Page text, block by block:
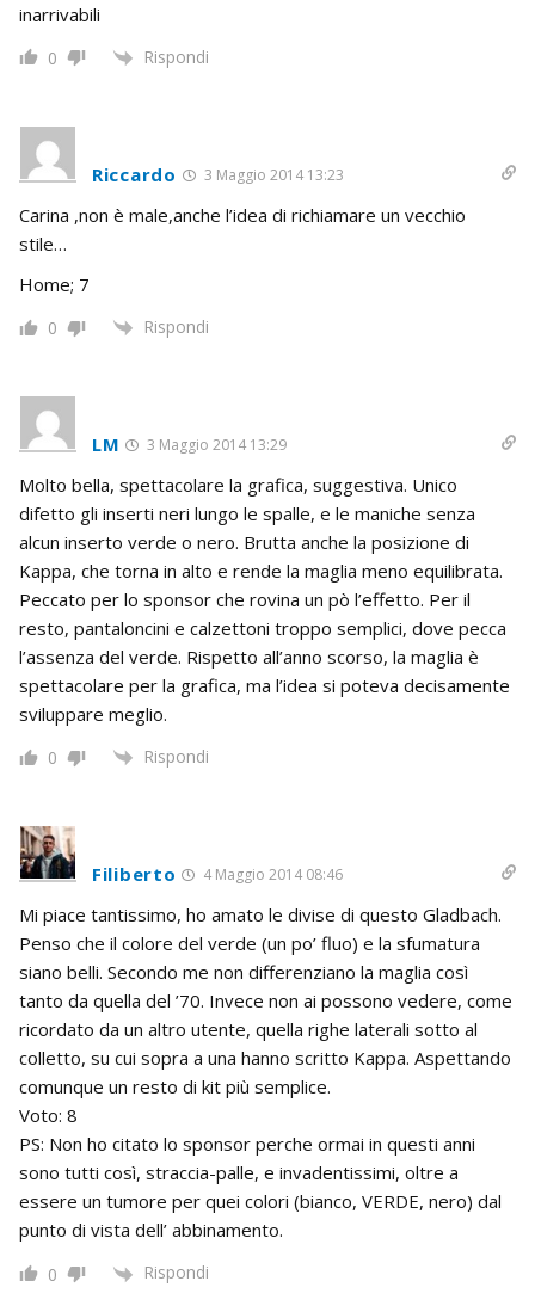
inarrivabili
0 Rispondi
Riccardo 3 Maggio 2014 13:23
Carina ,non è male,anche l’idea di richiamare un vecchio
stile…
Home; 7
0 Rispondi
LM 3 Maggio 2014 13:29
Molto bella, spettacolare la grafica, suggestiva. Unico
difetto gli inserti neri lungo le spalle, e le maniche senza
alcun inserto verde o nero. Brutta anche la posizione di
Kappa, che torna in alto e rende la maglia meno equilibrata.
Peccato per lo sponsor che rovina un pò l’effetto. Per il
resto, pantaloncini e calzettoni troppo semplici, dove pecca
l’assenza del verde. Rispetto all’anno scorso, la maglia è
spettacolare per la grafica, ma l’idea si poteva decisamente
sviluppare meglio.
0 Rispondi
Filiberto 4 Maggio 2014 08:46
Mi piace tantissimo, ho amato le divise di questo Gladbach.
Penso che il colore del verde (un po’ fluo) e la sfumatura
siano belli. Secondo me non differenziano la maglia così
tanto da quella del ’70. Invece non ai possono vedere, come
ricordato da un altro utente, quella righe laterali sotto al
colletto, su cui sopra a una hanno scritto Kappa. Aspettando
comunque un resto di kit più semplice.
Voto: 8
PS: Non ho citato lo sponsor perche ormai in questi anni
sono tutti così, straccia-palle, e invadentissimi, oltre a
essere un tumore per quei colori (bianco, VERDE, nero) dal
punto di vista dell’ abbinamento.
0 Rispondi